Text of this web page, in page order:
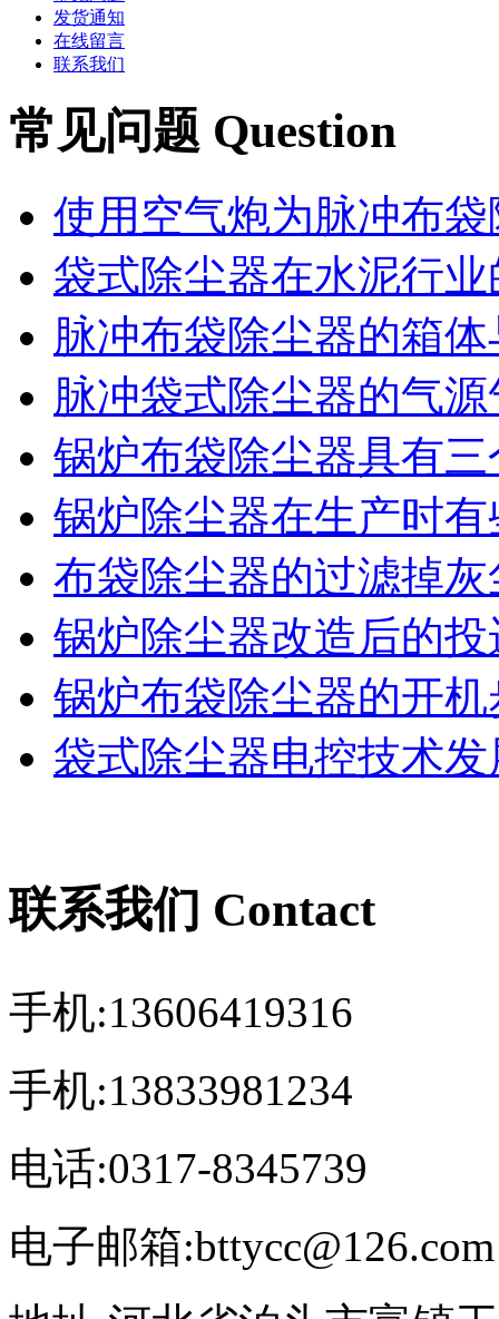
发货通知
在线留言
联系我们
常见问题 Question
使用空气炮为脉冲布
袋式除尘器在水泥行
脉冲布袋除尘器的箱
脉冲袋式除尘器的气
锅炉布袋除尘器具有
锅炉除尘器在生产时
布袋除尘器的过滤掉
锅炉除尘器改造后的
锅炉布袋除尘器的开机
袋式除尘器电控技术发
联系我们 Contact
手机:13606419316
手机:13833981234
电话:0317-8345739
电子邮箱:bttycc@126.com